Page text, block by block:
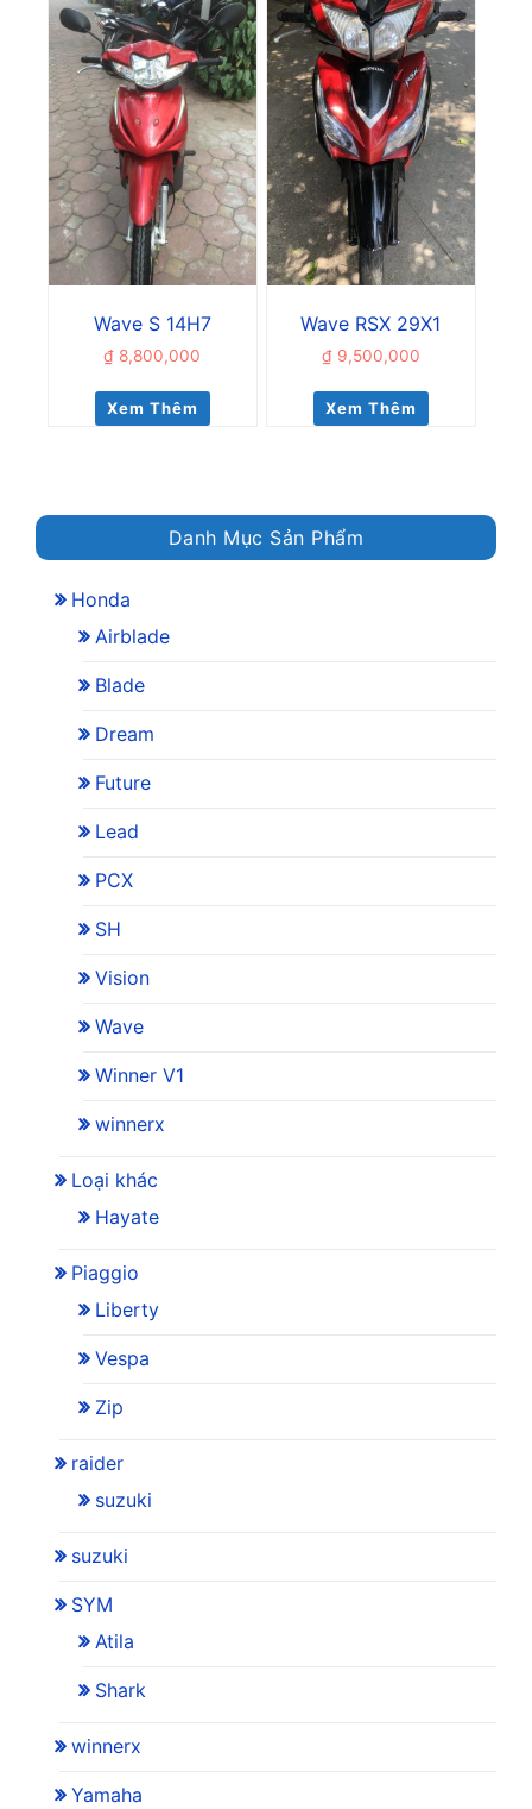
Wave S 14H7
₫ 8,800,000
Xem Thêm
Wave RSX 29X1
₫9,500,000
Xem Thêm
Danh Mục Sản Phẩm
Honda
Airblade
Blade
Dream
Future
Lead
PCX
SH
Vision
Wave
Winner V1
winnerx
Loại khác
Hayate
Piaggio
Liberty
Vespa
Zip
raider
suzuki
suzuki
SYM
Atila
Shark
winnerx
Yamaha